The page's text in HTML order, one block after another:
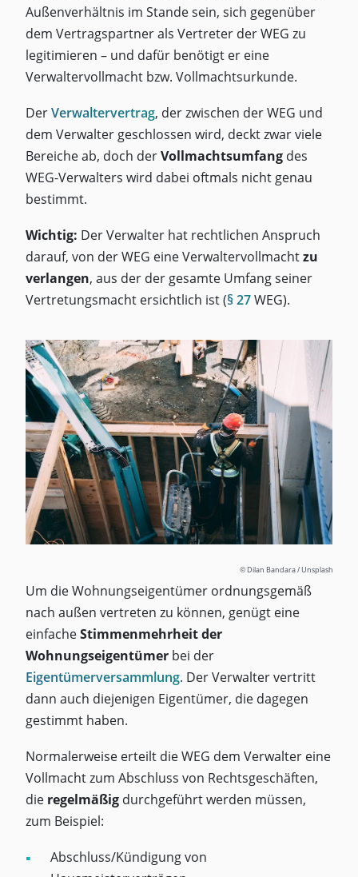
Außenverhältnis im Stande sein, sich gegenüber
dem Vertragspartner als Vertreter der WEG zu
legitimieren – und dafür benötigt er eine
Verwaltervollmacht bzw. Vollmachtsurkunde.
DerVerwaltervertrag, der zwischen der WEG und
dem Verwalter geschlossen wird, deckt zwar viele
Bereiche ab, doch derVollmachtsumfangdes
WEG-Verwalters wird dabei oftmals nicht genau
bestimmt.
Wichtig: Der Verwalter hat rechtlichen Anspruch
darauf, von der WEG eine Verwaltervollmachtzu
verlangen, aus der der gesamte Umfang seiner
Vertretungsmacht ersichtlich ist (§ 27WEG).
© Dilan Bandara / Unsplash
Um die Wohnungseigentümer ordnungsgemäß
nach außen vertreten zu können, genügt eine
einfacheStimmenmehrheit der
Wohnungseigentümerbei der
Eigentümerversammlung. Der Verwalter vertritt
dann auch diejenigen Eigentümer, die dagegen
gestimmt haben.
Normalerweise erteilt die WEG dem Verwalter eine
Vollmacht zum Abschluss von Rechtsgeschäften,
die regelmäßigdurchgeführt werden müssen,
zum Beispiel:
Abschluss/Kündigung von